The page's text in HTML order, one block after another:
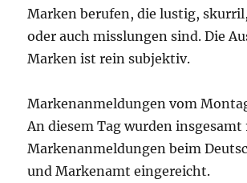
Marken berufen, die lustig,
oder auch misslungen sind. Die
Marken ist rein subjektiv.
Markenanmeldungen vom
An diesem Tag wurden insgesamt
Markenanmeldungen beim
und Markenamt eingereicht.